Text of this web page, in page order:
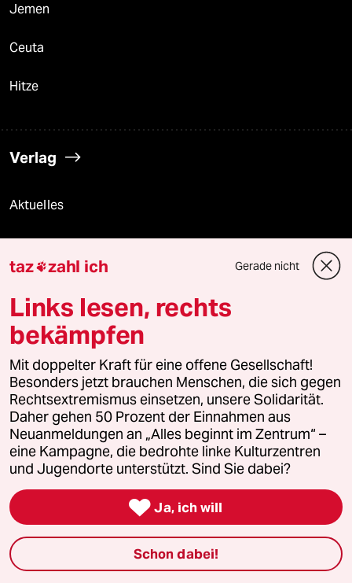
Jemen
Ceuta
Hitze
Verlag
Aktuelles
Hausblog
Stellen
Presse
Unterstützen
abo
genossenschaft
taz zahl ich
taz zahl ich Gerade nicht
Links lesen, rechts
bekämpfen
Mit doppelter Kraft für eine offene Gesellschaft!
Besonders jetzt brauchen Menschen, die sich gegen
Rechtsextremismus einsetzen, unsere Solidarität.
Daher gehen 50 Prozent der Einnahmen aus
Neuanmeldungen an „Alles beginnt im Zentrum“ –
eine Kampagne, die bedrohte linke Kulturzentren
und Jugendorte unterstützt. Sind Sie dabei?
 Ja, ich will
Schon dabei!